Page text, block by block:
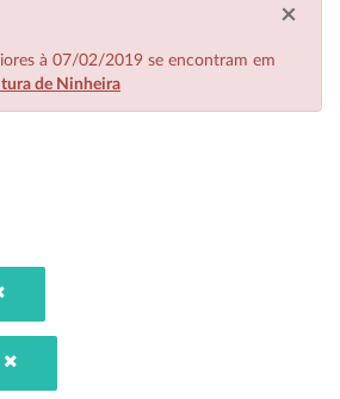
×
à 07/02/2019 se encontram em
de Ninheira